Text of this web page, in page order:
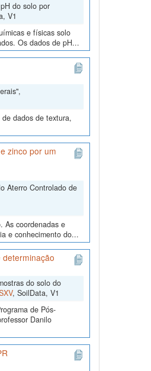
do solo por
V1
e físicas solo
Os dados de pH...
dados de textura,
zinco por um
Aterro Controlado de
As coordenadas e
e conhecimento do...
do solo do
, SoilData, V1
de Pós-
Danilo